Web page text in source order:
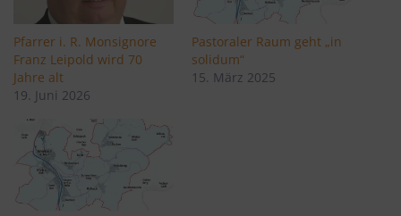
Pfarrer i. R. Monsignore
Franz Leipold wird 70
Jahre alt
19. Juni 2026
Pastoraler Raum geht „in
solidum“
15. März 2025